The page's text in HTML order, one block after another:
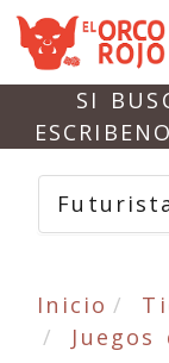
SI
Inicio
Juegos